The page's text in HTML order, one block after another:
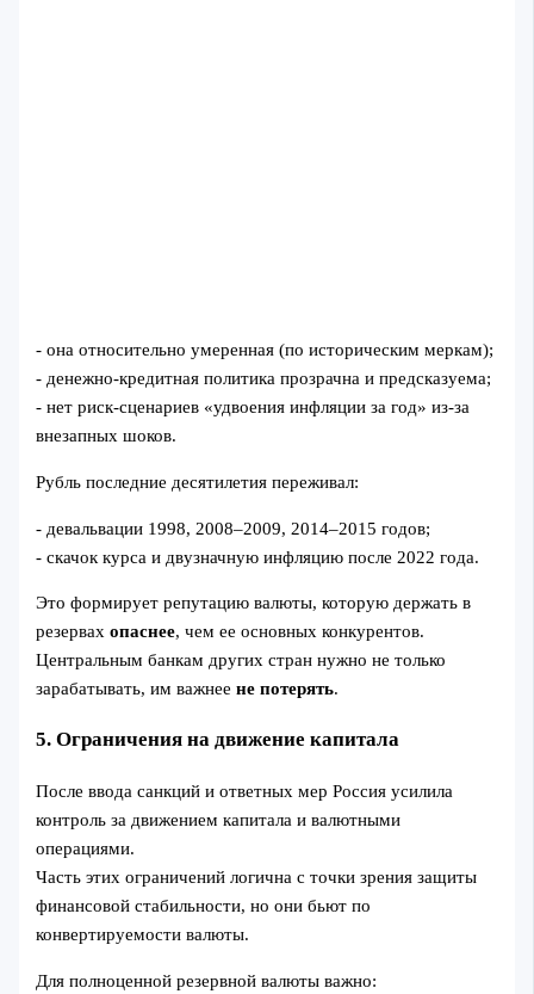
- она относительно умеренная (по историческим меркам);
- денежно-кредитная политика прозрачна и предсказуема;
- нет риск-сценариев «удвоения инфляции за год» из-за
внезапных шоков.
Рубль последние десятилетия переживал:
- девальвации 1998, 2008–2009, 2014–2015 годов;
- скачок курса и двузначную инфляцию после 2022 года.
Это формирует репутацию валюты, которую держать в
резервахопаснее, чем ее основных конкурентов.
Центральным банкам других стран нужно не только
зарабатывать, им важнеене потерять.
5. Ограничения на движение капитала
После ввода санкций и ответных мер Россия усилила
контроль за движением капитала и валютными
операциями.
Часть этих ограничений логична с точки зрения защиты
финансовой стабильности, но они бьют по
конвертируемости валюты.
Для полноценной резервной валюты важно: